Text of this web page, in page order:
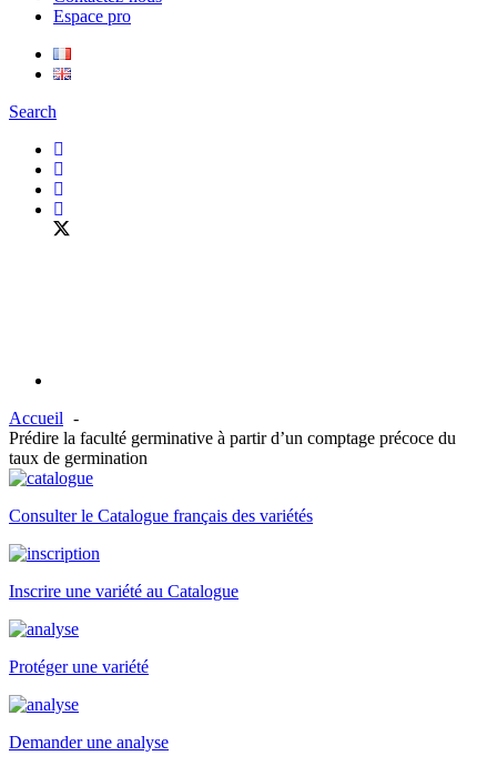
Espace pro
Search
Accueil
Prédire la faculté germinative à partir d’un comptage précoce du
taux de germination
Consulter le Catalogue français des variétés
Inscrire une variété au Catalogue
Protéger une variété
Demander une analyse